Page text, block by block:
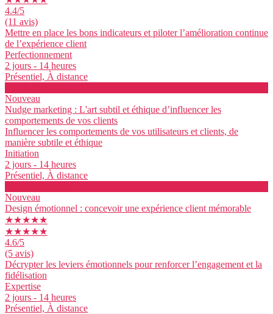
4.4/5
(11 avis)
Mettre en place les bons indicateurs et piloter l’amélioration continue
de l’expérience client
Perfectionnement
2 jours - 14 heures
Présentiel, À distance
Nouveau
Nudge marketing : L'art subtil et éthique d’influencer les
comportements de vos clients
Influencer les comportements de vos utilisateurs et clients, de
manière subtile et éthique
Initiation
2 jours - 14 heures
Présentiel, À distance
Nouveau
Design émotionnel : concevoir une expérience client mémorable
★★★★★
★★★★★
4.6/5
(5 avis)
Décrypter les leviers émotionnels pour renforcer l’engagement et la
fidélisation
Expertise
2 jours - 14 heures
Présentiel, À distance